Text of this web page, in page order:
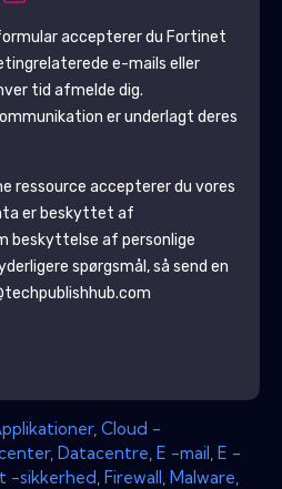
accepterer du Fortinet
e-mails eller
tid afmelde dig.
er underlagt deres
ressource accepterer du vores
er beskyttet af
beskyttelse af personlige
spørgsmål, så send en
, Cloud -
, Datacentre E -mail E -
-sikkerhed Firewall Malware